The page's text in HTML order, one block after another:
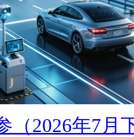
（2026年7月